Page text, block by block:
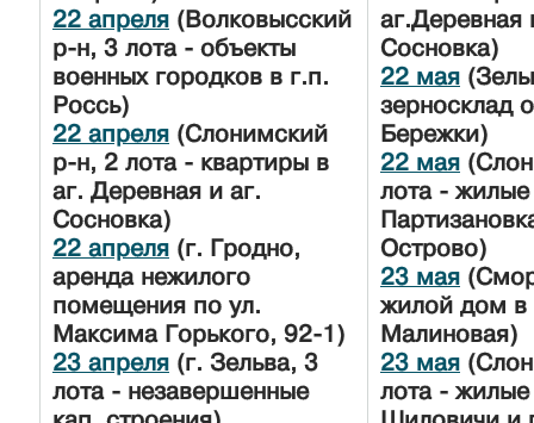
22 апреля (Волковысский
р-н, 3 лота - объекты
военных городков в г.п.
Россь)
22 апреля (Слонимский
р-н, 2 лота - квартиры в
аг. Деревная и аг.
Сосновка)
22 апреля (г. Гродно,
аренда нежилого
помещения по ул.
Максима Горького, 92-1)
23 апреля (г. Зельва, 3
лота - незавершенные
аг.Деревная
Сосновка)
22 мая
зерносклад
Бережки)
22 мая
лота -
Острово)
23 мая
жилой дом в
Малиновая)
23 мая
лота -